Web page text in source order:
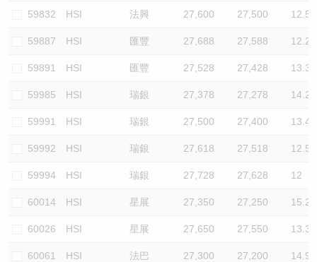
59832 HSI 法興 27,600 27,500 12.5
59887 HSI 匯豐 27,688 27,588 12.2
59891 HSI 匯豐 27,528 27,428 13.3
59985 HSI 瑞銀 27,378 27,278 14.2
59991 HSI 瑞銀 27,500 27,400 13.4
59992 HSI 瑞銀 27,618 27,518 12.5
59994 HSI 瑞銀 27,728 27,628 12
60014 HSI 星展 27,350 27,250 15.2
60026 HSI 星展 27,650 27,550 13.3
60061 HSI 法巴 27,300 27,200 14.9